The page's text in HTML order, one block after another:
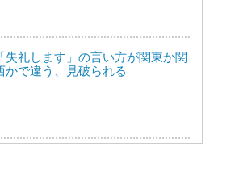
「失礼します」の言い方が関東か関
かで違う、見破られる